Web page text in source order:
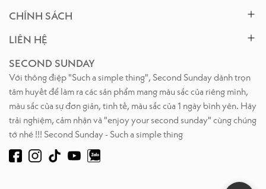
CHÍNH SÁCH
LIÊN HỆ
SECOND SUNDAY
Với thông điệp "Such a simple thing", Second Sunday dành trọn
tâm huyết để làm ra các sản phẩm mang màu sắc của riêng mình,
màu sắc của sự đơn giản, tinh tế, màu sắc của 1 ngày bình yên. Hãy
trải nghiệm, cảm nhận và "enjoy your second sunday" cùng chúng
tớ nhé !!! Second Sunday - Such a simple thing